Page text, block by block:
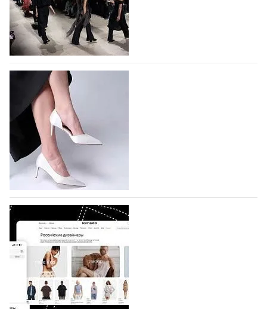
На участие в Московской неделе моды
подано 1047 заявок
На участие в седьмой Московской неделе моды,
которая пройдет в российской столице с 26 сентября
по 1 октября, уже подано 1047 заявок. Примерно
половину из них (494) прислали дизайнеры,
коллекции которых не были представлены в…
07.08.2026 615
BALLINA представит свои новинки на Euro
Shoes
Компания BALLINA Guangzhou Lihuang Footwear
Co., Ltd., основанная в 2011 году и расположенная в
Гуанчжоу, столице моды Китая, является
профессиональной обувной компанией,